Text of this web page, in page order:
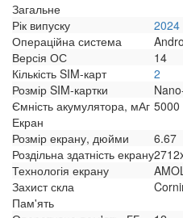
Загальне
Рік випуску
2024
Операційна система
Версія ОС
14
Кількість SIM-карт
2
Розмір SIM-картки
Ємність акумулятора, мАг 5000
Екран
Розмір екрану, дюйми
6.67
Роздільна здатність екрану
Технологія екрану
Захист скла
Пам'ять